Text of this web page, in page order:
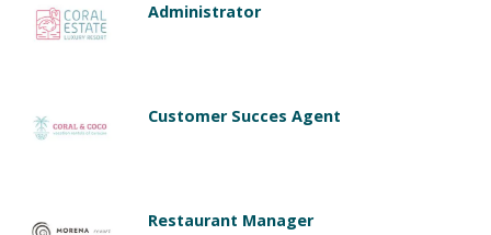
Administrator
Customer Succes Agent
Restaurant Manager